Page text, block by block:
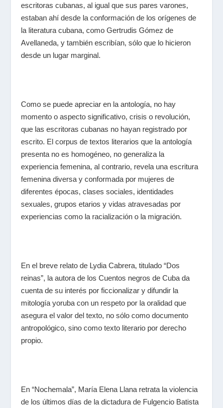
escritoras cubanas, al igual que sus pares varones,
estaban ahí desde la conformación de los orígenes de
la literatura cubana, como Gertrudis Gómez de
Avellaneda, y también escribían, sólo que lo hicieron
desde un lugar marginal.
Como se puede apreciar en la antología, no hay
momento o aspecto significativo, crisis o revolución,
que las escritoras cubanas no hayan registrado por
escrito. El corpus de textos literarios que la antología
presenta no es homogéneo, no generaliza la
experiencia femenina, al contrario, revela una escritura
femenina diversa y conformada por mujeres de
diferentes épocas, clases sociales, identidades
sexuales, grupos etarios y vidas atravesadas por
experiencias como la racialización o la migración.
En el breve relato de Lydia Cabrera, titulado “Dos
reinas”, la autora de losCuentos negros de Cuba da
cuenta de su interés por ficcionalizar y difundir la
mitología yoruba con un respeto por la oralidad que
asegura el valor del texto, no sólo como documento
antropológico, sino como texto literario por derecho
propio.
En “Nochemala”, María Elena Llana retrata la violencia
de los últimos días de la dictadura de Fulgencio Batista